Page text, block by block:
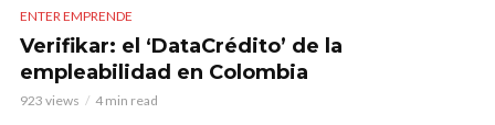
ENTER EMPRENDE
Verifikar: el ‘DataCrédito’ de la
empleabilidad en Colombia
923 views 4 min read